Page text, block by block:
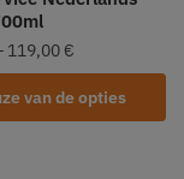
119,00 €
van de opties